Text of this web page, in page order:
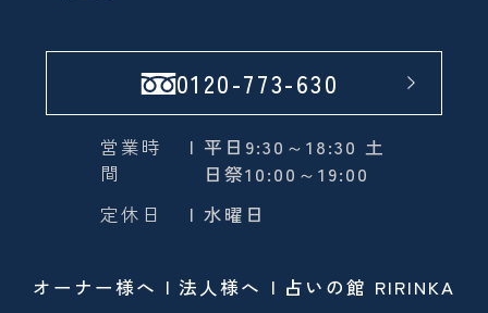
0120-773-630
営業時
間
| 平日9:30～18:30 土
日祭10:00～19:00
定休日
| 水曜日
オーナー様へ 法人様へ 占いの館 RIRINKA